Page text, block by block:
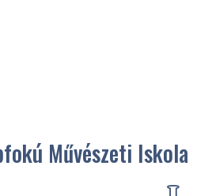
Művészeti Iskola